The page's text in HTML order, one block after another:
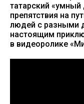
татарский
препятствия на
людей с разными
настоящим
в видеоролике